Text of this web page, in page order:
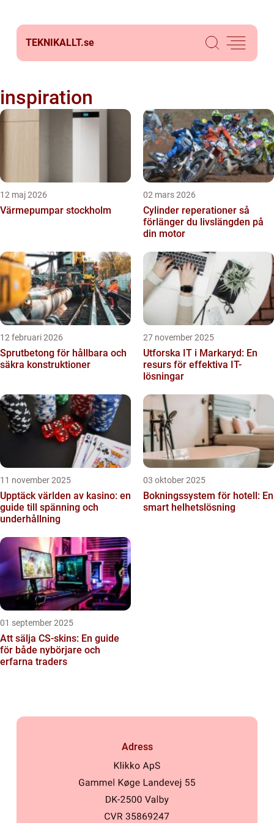
TEKNIKALLT.se
inspiration
12 maj 2026
Värmepumpar stockholm
02 mars 2026
Cylinder reperationer så
förlänger du livslängden på
din motor
12 februari 2026
Sprutbetong för hållbara och
säkra konstruktioner
27 november 2025
Utforska IT i Markaryd: En
resurs för effektiva IT-
lösningar
11 november 2025
Upptäck världen av kasino: en
guide till spänning och
underhållning
03 oktober 2025
Bokningssystem för hotell: En
smart helhetslösning
01 september 2025
Att sälja CS-skins: En guide
för både nybörjare och
erfarna traders
Adress